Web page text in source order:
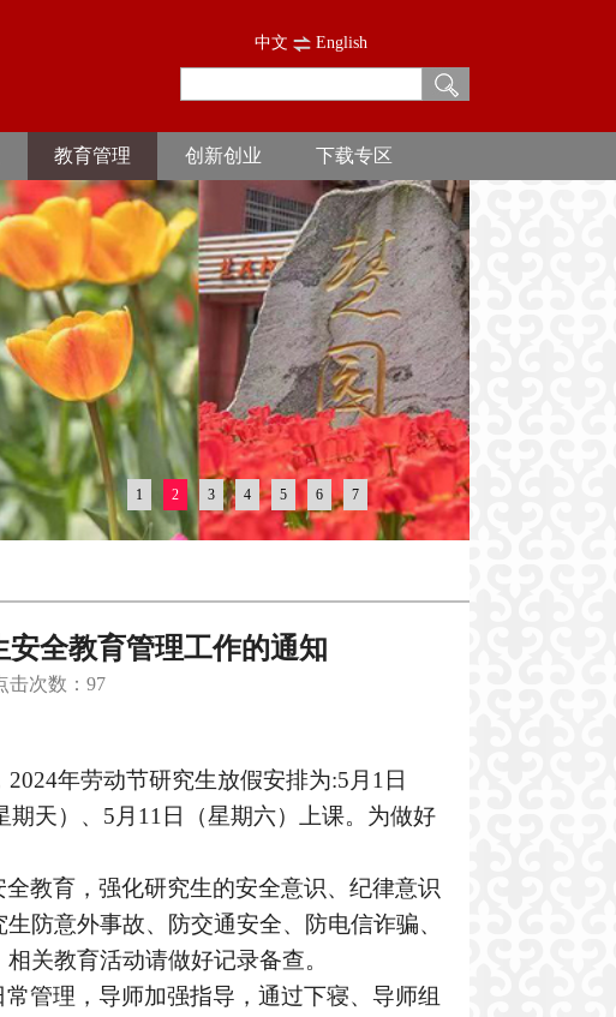
中文 English
教育管理 创新创业 下载专区
1 2 3 4 5 6 7
安全教育管理工作的通知
击次数： 97
年劳动节研究生放假安排为:5月1日
期天）、5月11日（星期六）上课。为做好
教育，强化研究生的安全意识、纪律意识
防意外事故、防交通安全、防电信诈骗、
关教育活动请做好记录备查。
管理，导师加强指导，通过下寝、导师组